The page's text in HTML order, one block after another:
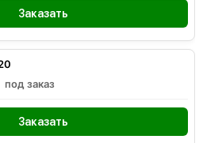
Заказать
под заказ
Заказать